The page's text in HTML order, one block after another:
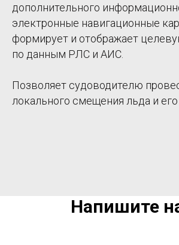
дополнительного
электронные навигационные
формирует и отображает
по данным РЛС и АИС.
Позволяет судоводителю
локального смещения льда и
Напишите